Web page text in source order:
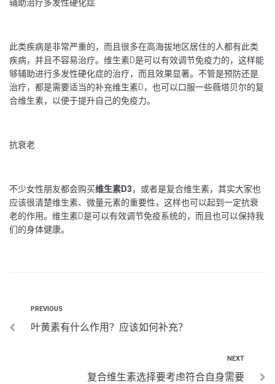
辅助治疗多发性硬化症
此类疾病是非常严重的，而且很多在高海拔地区居住的人都有此类
疾病，并且不容易治疗。维生素D是可以有效调节免疫力的，这样能
够辅助进行多发性硬化症的治疗，而且效果显著。不管是预防还是
治疗，都是需要适当的补充维生素D，也可以口服一些薇塔贝尔的复
合维生素，以便于提升自己的免疫力。
抗衰老
不少女性朋友都会购买维生素D3，或者是复合维生素，其实大家也
应该很清楚维生素、微量元素的重要性，这样也可以起到一定抗衰
老的作用。维生素D是可以有效调节免疫系统的，而且也可以保持我
们的身体健康。
PREVIOUS
叶黄素有什么作用？应该如何补充？
NEXT
复合维生素选择要考虑符合自身需要